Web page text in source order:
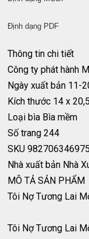
Định dạng
Thông tin chi tiết
Công ty phát hành
Ngày xuất bản 11-
Kích thước 14 x
Loại bìa Bìa mềm
Số trang 244
SKU
Nhà xuất bản Nhà
MÔ TẢ SẢN PHẨM
Tôi Nợ Tương Lai
Tôi Nợ Tương Lai